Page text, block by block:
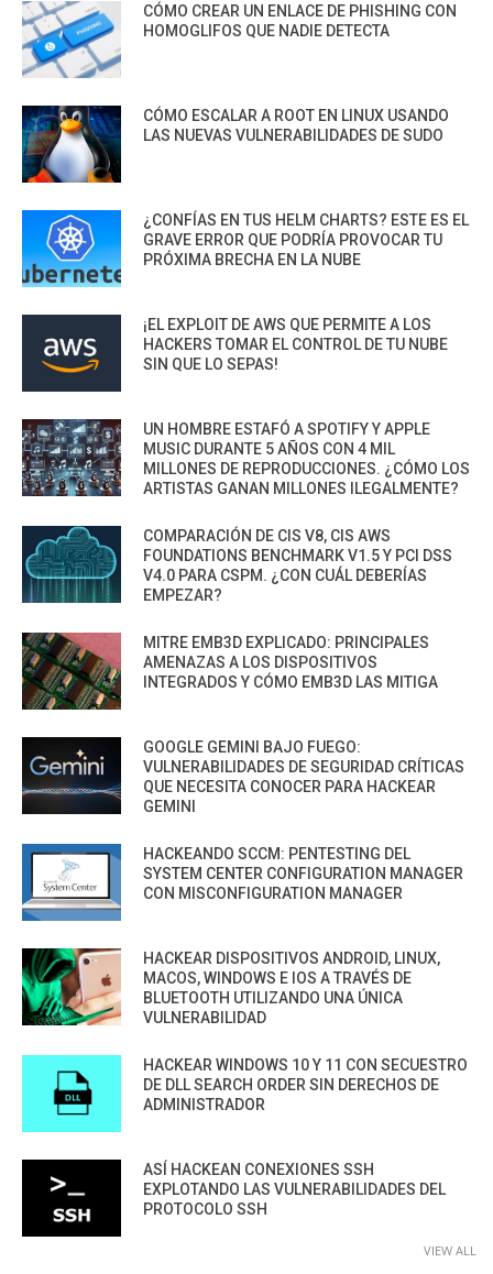
CÓMO CREAR UN ENLACE DE PHISHING CON
HOMOGLIFOS QUE NADIE DETECTA
CÓMO ESCALAR A ROOT EN LINUX USANDO
LAS NUEVAS VULNERABILIDADES DE SUDO
¿CONFÍAS EN TUS HELM CHARTS? ESTE ES EL
GRAVE ERROR QUE PODRÍA PROVOCAR TU
PRÓXIMA BRECHA EN LA NUBE
¡EL EXPLOIT DE AWS QUE PERMITE A LOS
HACKERS TOMAR EL CONTROL DE TU NUBE
SIN QUE LO SEPAS!
UN HOMBRE ESTAFÓ A SPOTIFY Y APPLE
MUSIC DURANTE 5 AÑOS CON 4 MIL
MILLONES DE REPRODUCCIONES. ¿CÓMO LOS
ARTISTAS GANAN MILLONES ILEGALMENTE?
COMPARACIÓN DE CIS V8, CIS AWS
FOUNDATIONS BENCHMARK V1.5 Y PCI DSS
V4.0 PARA CSPM. ¿CON CUÁL DEBERÍAS
EMPEZAR?
MITRE EMB3D EXPLICADO: PRINCIPALES
AMENAZAS A LOS DISPOSITIVOS
INTEGRADOS Y CÓMO EMB3D LAS MITIGA
GOOGLE GEMINI BAJO FUEGO:
VULNERABILIDADES DE SEGURIDAD CRÍTICAS
QUE NECESITA CONOCER PARA HACKEAR
GEMINI
HACKEANDO SCCM: PENTESTING DEL
SYSTEM CENTER CONFIGURATION MANAGER
CON MISCONFIGURATION MANAGER
HACKEAR DISPOSITIVOS ANDROID, LINUX,
MACOS, WINDOWS E IOS A TRAVÉS DE
BLUETOOTH UTILIZANDO UNA ÚNICA
VULNERABILIDAD
HACKEAR WINDOWS 10 Y 11 CON SECUESTRO
DE DLL SEARCH ORDER SIN DERECHOS DE
ADMINISTRADOR
ASÍ HACKEAN CONEXIONES SSH
EXPLOTANDO LAS VULNERABILIDADES DEL
PROTOCOLO SSH
VIEW ALL